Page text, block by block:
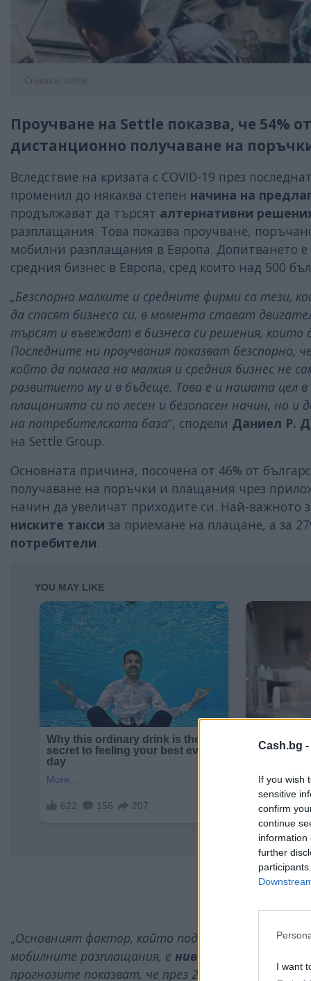
Cash.bg -
If you wish
sensitive
confirm
continue
information
further
I want
Снимка: settle
Проучване на Settle показва, че 54%
дистанционно получаване на
Вследствие на кризата с COVID-19 през
променил до някаква степен начина на
продължават да търсят алтернативни
разплащания. Това показва проучване,
мобилни разплащания в Европа. Допитването
средния бизнес в Европа, сред които над 500
„Безспорно малките и средните фирми са тези,
да спасят бизнеса си, в момента стават
търсят и въвеждат в бизнеса си решения, които
Последните ни проучвания показват безспорно,
който да помага на малкия и средния бизнес не
развитието му и в бъдеще. Това е и нашата цел
плащанията си по лесен и безопасен начин, но
на потребителската база“, сподели Даниел Р.
на Settle Group.
Основната причина, посочена от 46% от
получаване на поръчки и плащания чрез
начин да увеличат приходите си. Най-важното
ниските такси за приемане на плащане, а за
потребители.
„Основният фактор, който подпомага
мобилните разплащания, е нивото на свързаност
прогнозите показват, че през 2022 г. броят на